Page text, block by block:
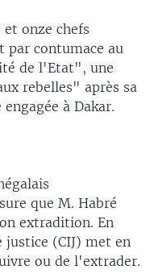
et onze chefs
par contumace au
de l'Etat", une
rebelles" après sa
à Dakar.
que M. Habré
extradition. En
(CIJ) met en
ou de l'extrader.